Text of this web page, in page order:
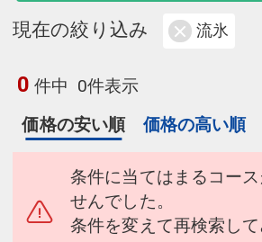
現在の絞り込み 流氷
0 件中 0件表示
価格の安い順
価格の高い順
条件に当てはまるコー
せんでした。
条件を変えて再検索し